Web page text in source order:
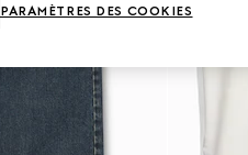
PARAMÈTRES DES COOKIES